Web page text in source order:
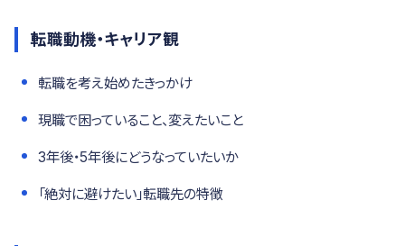
転職動機・キャリア観
転職を考え始めたきっかけ
現職で困っていること、変えたいこと
3年後・5年後にどうなっていたいか
「絶対に避けたい」転職先の特徴